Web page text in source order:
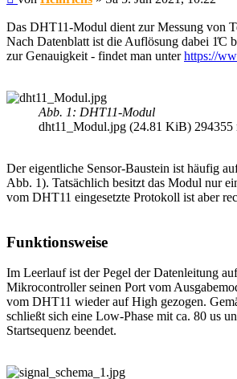
Das DHT11-Modul dient zur Messung von
Nach Datenblatt ist die Auflösung dabei 1̊C
zur Genauigkeit - findet man unterhttps://
Abb. 1: DHT11-Modul
dht11_Modul.jpg (24.81 KiB) 294355
Der eigentliche Sensor-Baustein ist häufig
Abb. 1). Tatsächlich besitzt das Modul nur
vom DHT11 eingesetzte Protokoll ist aber
Funktionsweise
Im Leerlauf ist der Pegel der Datenleitung
Mikrocontroller seinen Port vom
vom DHT11 wieder auf High gezogen.
schließt sich eine Low-Phase mit ca. 80 us
Startsequenz beendet.